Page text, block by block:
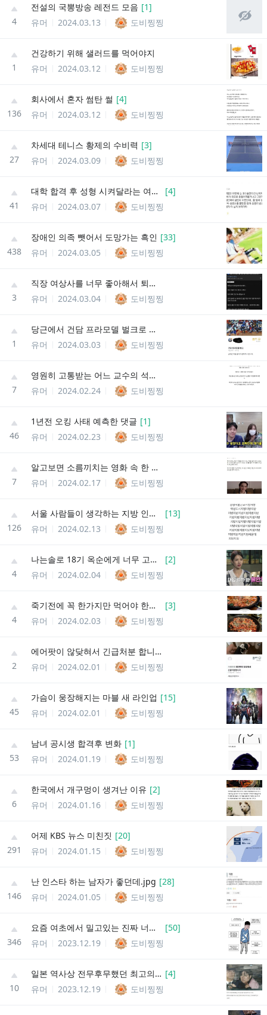
4
전설의 국뽕방송 레전드 모음 [1]
유머
2024.03.13 도비찡찡
1
건강하기 위해 샐러드를 먹어야지
유머
2024.03.12 도비찡찡
136
회사에서 혼자 썸탄 썰 [4]
유머
2024.03.12 도비찡찡
27
차세대 테니스 황제의 수비력 [3]
유머
2024.03.09 도비찡찡
41
대학 합격 후 성형 시켜달라는 여동생 반대하는 아빠 [4]
유머
2024.03.07 도비찡찡
438
장애인 의족 뺏어서 도망가는 흑인 [33]
유머
2024.03.05 도비찡찡
3
직장 여상사를 너무 좋아해서 퇴사했습니다
유머
2024.03.04 도비찡찡
1
당근에서 건담 프라모델 벌크로 파는 사람
유머
2024.03.03 도비찡찡
7
영원히 고통받는 어느 교수의 석사 논문
유머
2024.02.24 도비찡찡
46
1년전 오킹 사태 예측한 댓글 [1]
유머
2024.02.23 도비찡찡
7
알고보면 소름끼치는 영화 속 한 장면
유머
2024.02.17 도비찡찡
126
서울 사람들이 생각하는 지방 인식.jpg [13]
유머
2024.02.13 도비찡찡
4
나는솔로 18기 옥순에게 너무 고맙다는 사람 [2]
유머
2024.02.04 도비찡찡
4
죽기전에 꼭 한가지만 먹어야 한다면 [3]
유머
2024.02.03 도비찡찡
2
에어팟이 않닺혀서 긴급처분 합니다
유머
2024.02.01 도비찡찡
45
가슴이 웅장해지는 마블 새 라인업 [15]
유머
2024.02.01 도비찡찡
53
남녀 공시생 합격후 변화 [1]
유머
2024.01.19 도비찡찡
6
한국에서 개구멍이 생겨난 이유 [2]
유머
2024.01.16 도비찡찡
291
어제 KBS 뉴스 미친짓 [20]
유머
2024.01.15 도비찡찡
146
난 인스타 하는 남자가 좋던데.jpg [28]
유머
2024.01.05 도비찡찡
346
요즘 여초에서 밀고있는 진짜 너드 짤 [50]
유머
2023.12.19 도비찡찡
10
일본 역사상 전무후무했던 최고의 꽃뱀 [4]
유머
2023.12.19 도비찡찡